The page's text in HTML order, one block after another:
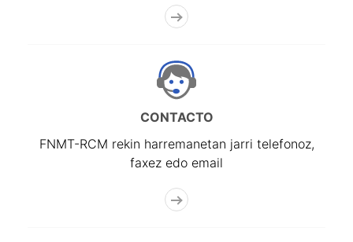
CONTACTO
FNMT-RCM rekin harremanetan jarri telefonoz,
faxez edo email